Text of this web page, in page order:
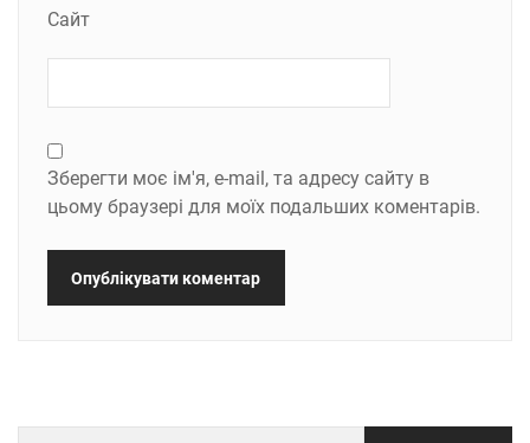
Сайт
Зберегти моє ім'я, e-mail, та адресу сайту в
цьому браузері для моїх подальших коментарів.